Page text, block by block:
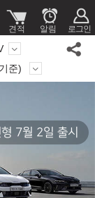
준)
7월 2일 출시